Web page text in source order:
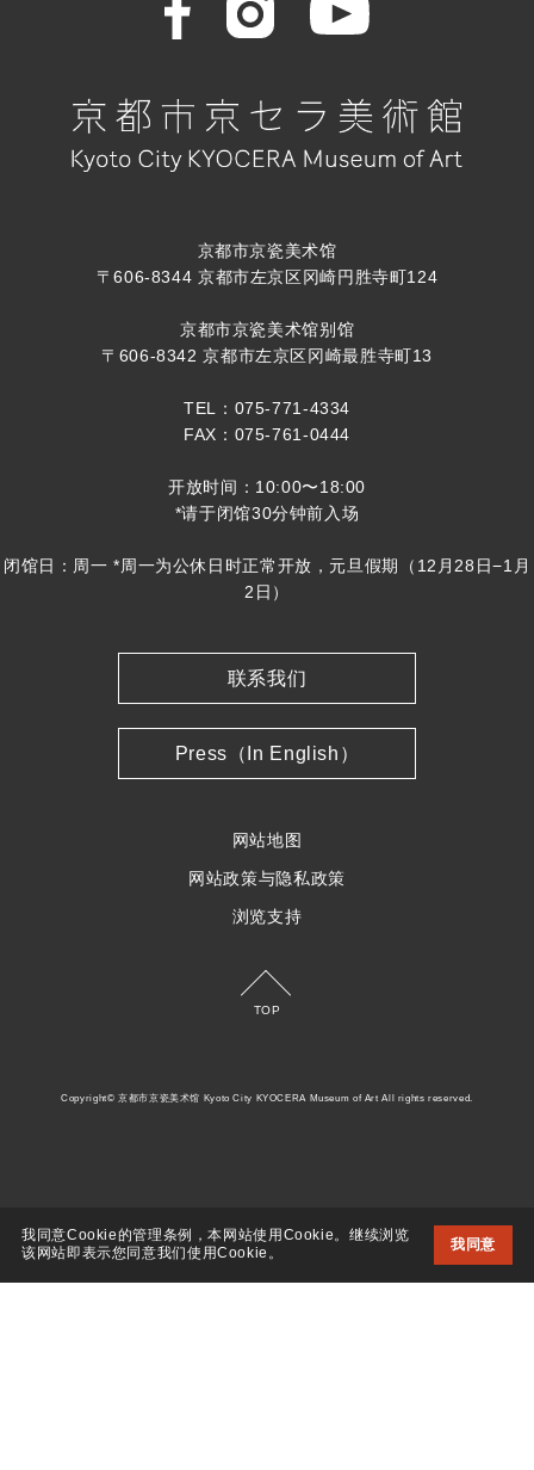
我同意Cookie的管理条例，本网站使用Cookie。继续浏览
该网站即表示您同意我们使用Cookie。
我同意
京都市京瓷美术馆
〒606-8344 京都市左京区冈崎円胜寺町124
京都市京瓷美术馆别馆
〒606-8342 京都市左京区冈崎最胜寺町13
TEL：075-771-4334
FAX：075-761-0444
开放时间：10:00〜18:00
*请于闭馆30分钟前入场
闭馆日：周一 *周一为公休日时正常开放，元旦假期（12月28日−1月
2日）
联系我们
Press（In English）
网站地图
网站政策与隐私政策
浏览支持
TOP
Copyright© 京都市京瓷美术馆 Kyoto City KYOCERA Museum of Art All rights reserved.